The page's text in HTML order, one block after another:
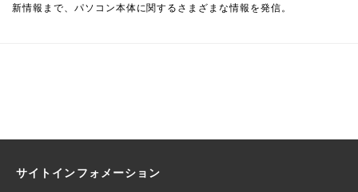
新情報まで、パソコン本体に関するさまざまな情報を発信。
サイトインフォメーション